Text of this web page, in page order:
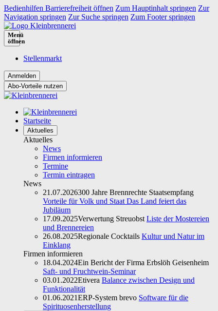
Bedienhilfen Barrierefreiheit öffnen Zum Hauptinhalt springen Zur
Navigation springen Zur Suche springen Zum Footer springen
Menü
öffnen
Stellenmarkt
Abo-Vorteile nutzen
Startseite
Aktuelles
Aktuelles
News
Firmen informieren
Termine
Termin eintragen
News
21.07.2026300 Jahre Brennrechte Staatsempfang
Vorteile für Volk und Staat Das Land feiert das
Jubiläum
17.09.2025Verwertung Streuobst Liste der Mostereien
und Brennereien
26.08.2025Regionale Cocktails Kultur und Natur im
Einklang
Firmen informieren
18.04.2024Ein Bericht der Firma Erbslöh Geisenheim
Saft- und Fruchtwein-Seminar
03.01.2022Etivera Balance zwischen Design und
Funktionalität
01.06.2021ERP-System brevo Software für die
Spirituosenherstellung